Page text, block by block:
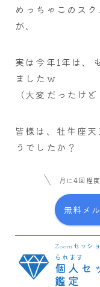
めっちゃこのス
が、
実は今年1年は、
ましたｗ
（大変だったけど
皆様は、牡牛座
うでしたか？
月に4回程
無料メ
Zoomセッシ
られます
個人セ
鑑定